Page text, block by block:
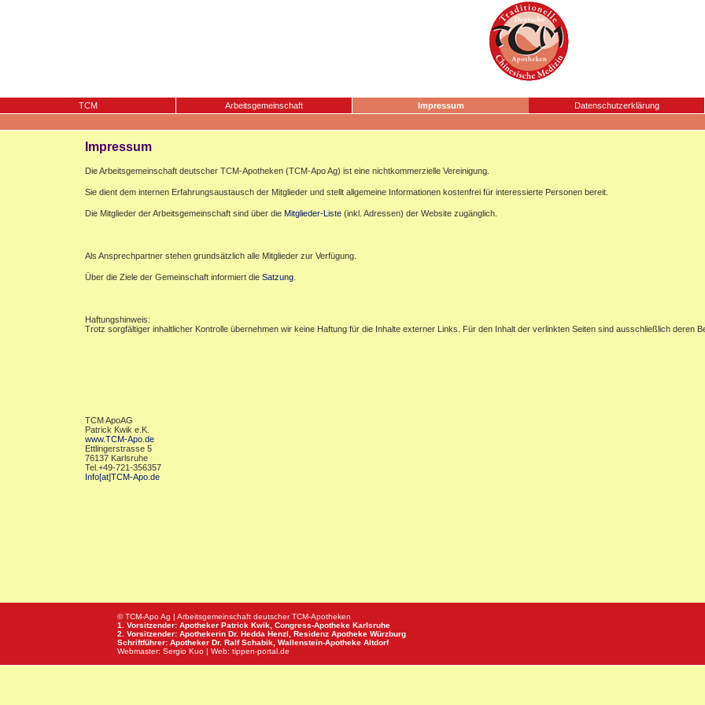
TCM Arbeitsgemeinschaft Impressum Datenschutzerklärung
Impressum
Die Arbeitsgemeinschaft deutscher TCM-Apotheken (TCM-Apo Ag) ist eine nichtkommerzielle Vereinigung.
Sie dient dem internen Erfahrungsaustausch der Mitglieder und stellt allgemeine Informationen kostenfrei für interessierte Personen bereit.
Die Mitglieder der Arbeitsgemeinschaft sind über die Mitglieder-Liste (inkl. Adressen) der Website zugänglich.
Als Ansprechpartner stehen grundsätzlich alle Mitglieder zur Verfügung.
Über die Ziele der Gemeinschaft informiert die Satzung
Haftungshinweis:
Trotz sorgfältiger inhaltlicher Kontrolle übernehmen wir keine Haftung für die Inhalte externer Links. Für den Inhalt der verlinkten Seiten sind ausschließlich deren
TCM ApoAG
Patrick Kwik e.K.
www.TCM-Apo.de
Ettlingerstrasse 5
76137 Karlsruhe
Tel.+49-721-356357
Info[at]TCM-Apo.de
© TCM-Apo Ag | Arbeitsgemeinschaft deutscher TCM-Apotheken
1. Vorsitzender: Apotheker Patrick Kwik, Congress-Apotheke Karlsruhe
2. Vorsitzender: Apothekerin Dr. Hedda Henzl, Residenz Apotheke Würzburg
Schriftführer: Apotheker Dr. Ralf Schabik, Wallenstein-Apotheke Altdorf
Webmaster: Sergio Kuo | Web: tippen-portal.de